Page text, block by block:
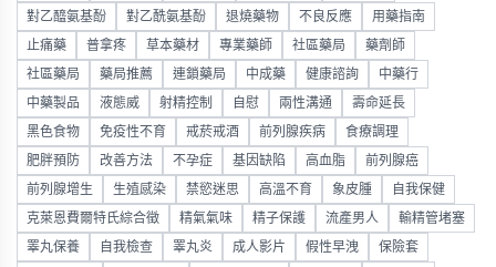
對乙醯氨基酚 對乙酰氨基酚 退燒藥物 不良反應 用藥指南
止痛藥 普拿疼 草本藥材 專業藥師 社區藥局 藥劑師
社區藥局 藥局推薦 連鎖藥局 中成藥 健康諮詢 中藥行
中藥製品 液態威 射精控制 自慰 兩性溝通 壽命延長
黑色食物 免疫性不育 戒菸戒酒 前列腺疾病 食療調理
肥胖預防 改善方法 不孕症 基因缺陷 高血脂 前列腺癌
前列腺增生 生殖感染 禁慾迷思 高溫不育 象皮腫 自我保健
克萊恩費爾特氏綜合徵 精氣氣味 精子保護 流產男人 輸精管堵塞
睪丸保養 自我檢查 睪丸炎 成人影片 假性早洩 保險套